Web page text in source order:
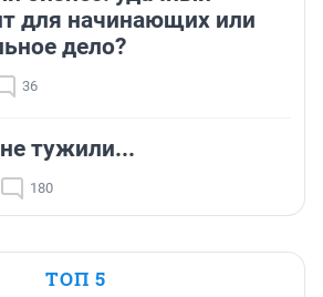
для начинающих или
дело?
36
тужили...
180
ТОП 5